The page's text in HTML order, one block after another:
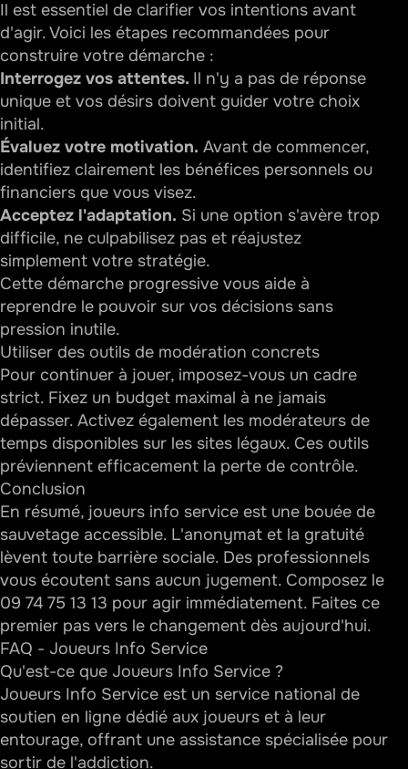
Il est essentiel de clarifier vos intentions avant
d'agir. Voici les étapes recommandées pour
construire votre démarche :
Interrogez vos attentes. Il n'y a pas de réponse
unique et vos désirs doivent guider votre choix
initial.
Évaluez votre motivation. Avant de commencer,
identifiez clairement les bénéfices personnels ou
financiers que vous visez.
Acceptez l'adaptation. Si une option s'avère trop
difficile, ne culpabilisez pas et réajustez
simplement votre stratégie.
Cette démarche progressive vous aide à
reprendre le pouvoir sur vos décisions sans
pression inutile.
Utiliser des outils de modération concrets
Pour continuer à jouer, imposez-vous un cadre
strict. Fixez un budget maximal à ne jamais
dépasser. Activez également les modérateurs de
temps disponibles sur les sites légaux. Ces outils
préviennent efficacement la perte de contrôle.
Conclusion
En résumé, joueurs info service est une bouée de
sauvetage accessible. L'anonymat et la gratuité
lèvent toute barrière sociale. Des professionnels
vous écoutent sans aucun jugement. Composez le
09 74 75 13 13 pour agir immédiatement. Faites ce
premier pas vers le changement dès aujourd'hui.
FAQ - Joueurs Info Service
Qu'est-ce que Joueurs Info Service ?
Joueurs Info Service est un service national de
soutien en ligne dédié aux joueurs et à leur
entourage, offrant une assistance spécialisée pour
sortir de l'addiction.